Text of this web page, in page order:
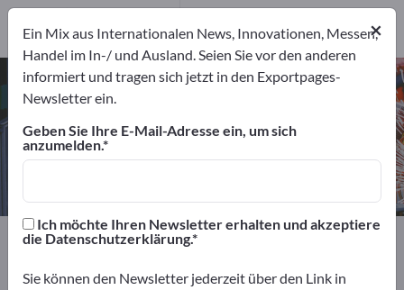
Hydraulikhämmer – Hersteller und
Anbieter Hersteller
6
6
Exportpages
Werkstatt & Werkzeuge
×
Ein Mix aus Internationalen News, Innovationen, Messen,
Handel im In-/ und Ausland. Seien Sie vor den anderen
informiert und tragen sich jetzt in den Exportpages-
Newsletter ein.
Geben Sie Ihre E-Mail-Adresse ein, um sich
anzumelden.
Ich möchte Ihren Newsletter erhalten und akzeptiere
die Datenschutzerklärung.
Sie können den Newsletter jederzeit über den Link in